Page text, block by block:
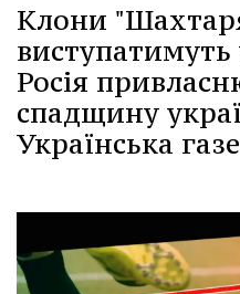
Клони
виступатимуть
Росія
спадщину
Українська